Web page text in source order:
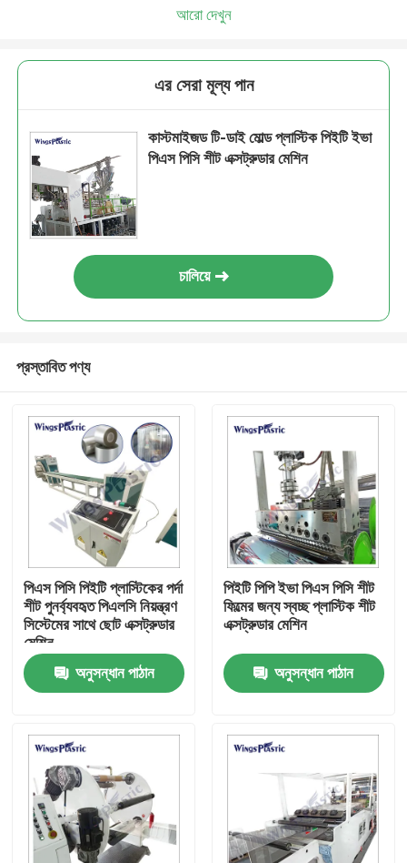
বাড়ি
পণ্য
আমাদের সম্পর্কে
আরো দেখুন
এর সেরা মূল্য পান
কাস্টমাইজড টি-ডাই মোল্ড প্লাস্টিক পিইটি ইভা
পিএস পিসি শীট এক্সট্রুডার মেশিন
চালিয়ে
প্রস্তাবিত পণ্য
পিএস পিসি পিইটি প্লাস্টিকের পর্দা
শীট পুনর্ব্যবহৃত পিএলসি নিয়ন্ত্রণ
সিস্টেমের সাথে ছোট এক্সট্রুডার
মেশিন
অনুসন্ধান পাঠান
পিইটি পিপি ইভা পিএস পিসি শীট
ফিল্মের জন্য স্বচ্ছ প্লাস্টিক শীট
এক্সট্রুডার মেশিন
অনুসন্ধান পাঠান